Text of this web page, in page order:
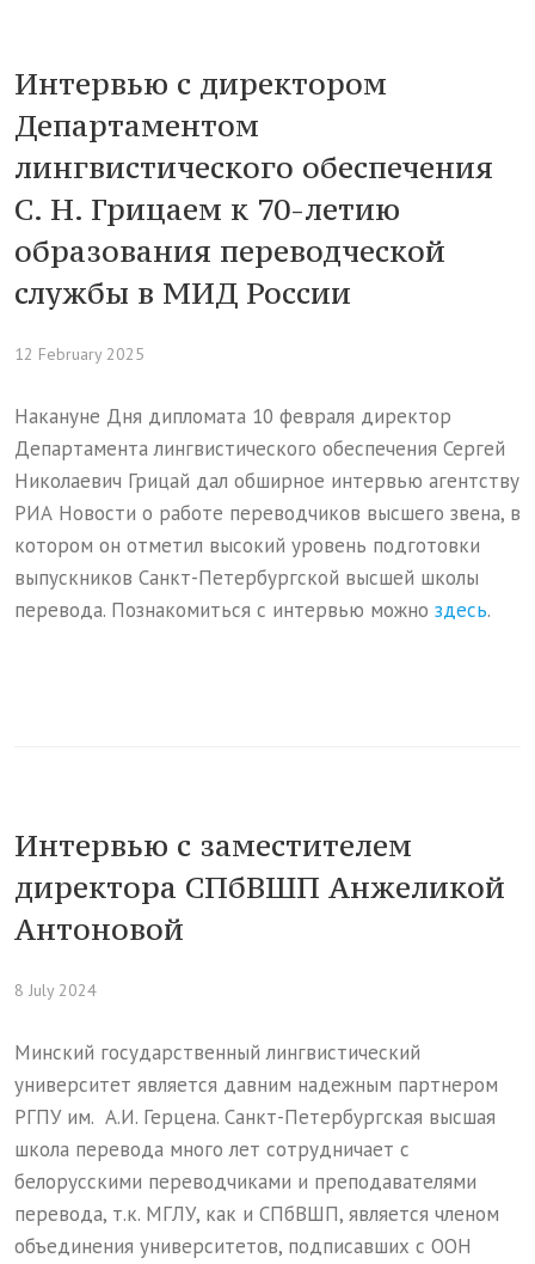
Интервью с директором
Департаментом
лингвистического обеспечения
С. Н. Грицаем к 70-летию
образования переводческой
службы в МИД России
12 February 2025
Накануне Дня дипломата 10 февраля директор
Департамента лингвистического обеспечения Сергей
Николаевич Грицай дал обширное интервью агентству
РИА Новости о работе переводчиков высшего звена, в
котором он отметил высокий уровень подготовки
выпускников Санкт-Петербургской высшей школы
перевода. Познакомиться с интервью можно здесь.
Интервью с заместителем
директора СПбВШП Анжеликой
Антоновой
8 July 2024
Минский государственный лингвистический
университет является давним надежным партнером
РГПУ им. А.И. Герцена. Санкт-Петербургская высшая
школа перевода много лет сотрудничает с
белорусскими переводчиками и преподавателями
перевода, т.к. МГЛУ, как и СПбВШП, является членом
объединения университетов, подписавших с ООН